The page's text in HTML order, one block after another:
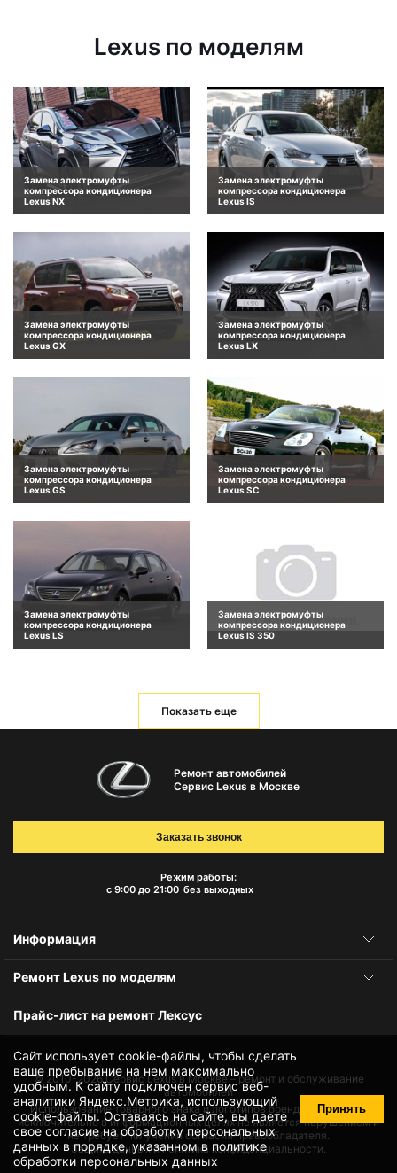
Lexus по моделям
Замена электромуфты
компрессора кондиционера
Lexus NX
Замена электромуфты
компрессора кондиционера
Lexus IS
Замена электромуфты
компрессора кондиционера
Lexus GX
Замена электромуфты
компрессора кондиционера
Lexus LX
Замена электромуфты
компрессора кондиционера
Lexus GS
Замена электромуфты
компрессора кондиционера
Lexus SC
Замена электромуфты
компрессора кондиционера
Lexus LS
Замена электромуфты
компрессора кондиционера
Lexus IS 350
Показать еще
Сайт использует cookie-файлы, чтобы сделать
ваше пребывание на нем максимально
удобным. К cайту подключен сервис веб-
аналитики Яндекс.Метрика, использующий
cookie-файлы. Оставаясь на сайте, вы даете
своесогласие на обработку персональных
данных в порядке, указанном в политике
обработки персональных данных
Принять
Ремонт автомобилей
Сервис Lexus в Москве
Режим работы:
с 9:00 до 21:00 без выходных
Заказать звонок
Информация
Ремонт Lexus по моделям
Прайс-лист на ремонт Лексус
© 2010-2026Сервис Lexus в Москве – ремонт и обслуживание
автомобилей
Использование товарного знака и логотипов бренда происходит
исключительно в информационных целях не является нарушением и
не требует получения согласия правообладателя.
Защита данных и политика конфиденциальности.